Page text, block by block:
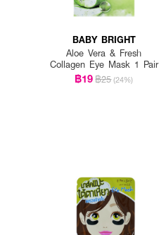
BABY BRIGHT
Aloe Vera & Fresh
Collagen Eye Mask 1 Pair
฿19฿25 (24%)